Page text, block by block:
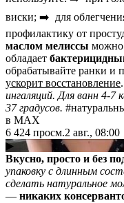
виски; ➡️ для
профилактику от
маслом мелиссы можно
обладает
обрабатывайте ранки и
ускорит восстановление
ингаляций. Для ванн 4-
37 градусов.
в MAX
6 424 просм.2 авг., 08:00
▶
Вкусно, просто и без
упаковку с длинным
сделать натуральное
— никаких